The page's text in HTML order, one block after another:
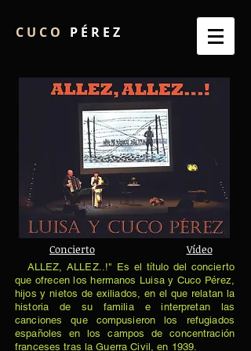
C U C O P É R E Z
Concierto Vídeo
ALLEZ, ALLEZ..!" Es el título del concierto
que ofrecen los hermanos Luisa y Cuco Pérez,
hijos y nietos de exiliados, en el que relatan la
historia de su familia e interpretan las
canciones que compusieron los refugiados
españoles en los campos de concentración
franceses tras la Guerra Civil, en 1939. ​